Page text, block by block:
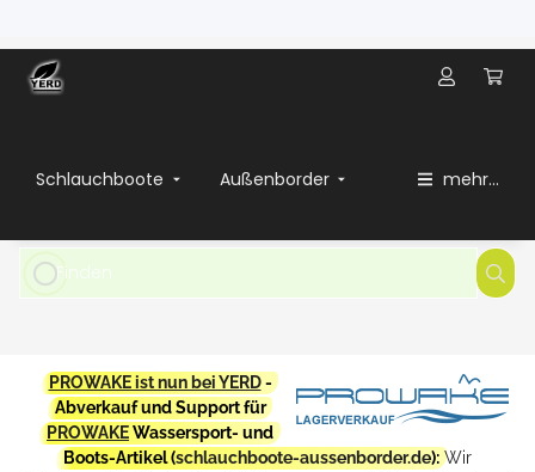
Schlauchboote Außenborder mehr...
PROWAKE ist nun bei YERD-
Abverkauf und Support für
PROWAKEWassersport- und
Boots-Artikel (schlauchboote-aussenborder.de): Wir